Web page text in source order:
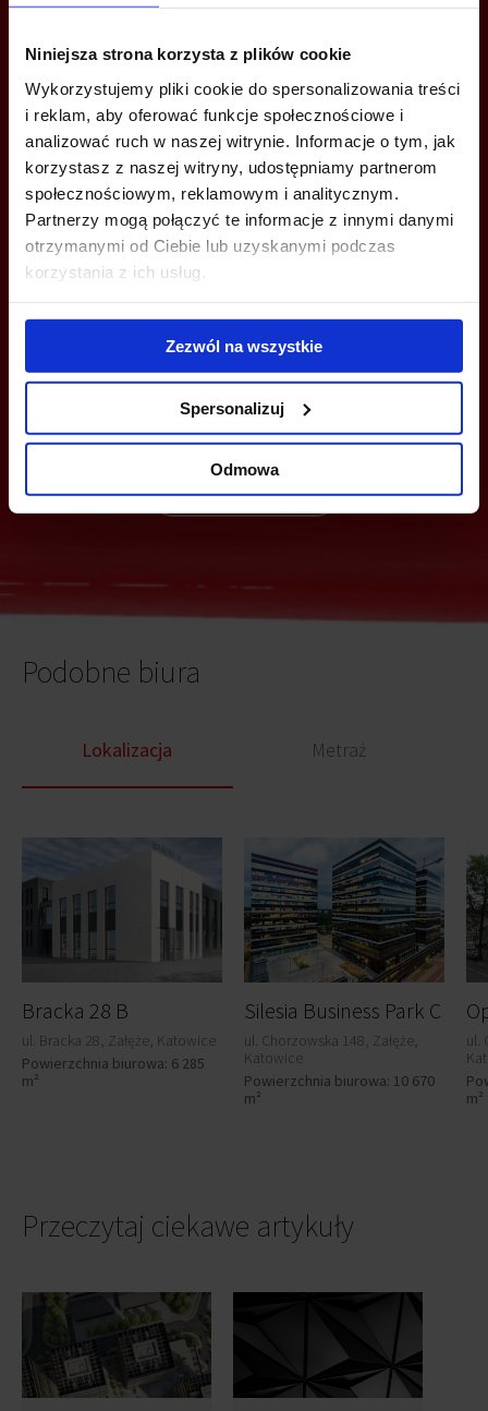
Niniejsza strona korzysta z plików cookie
Wykorzystujemy pliki cookie do spersonalizowania treści
i reklam, aby oferować funkcje społecznościowe i
analizować ruch w naszej witrynie. Informacje o tym, jak
korzystasz z naszej witryny, udostępniamy partnerom
społecznościowym, reklamowym i analitycznym.
Partnerzy mogą połączyć te informacje z innymi danymi
otrzymanymi od Ciebie lub uzyskanymi podczas
korzystania z ich usług.
Zezwól na wszystkie
Spersonalizuj
Odmowa
+48 12 294 94 33
katowice@bazabiur.pl
MOŻESZ TEŻ ZOSTAWIĆ SWÓJ NUMER, A MY SKONTAKTUJEMY SIĘ
Wyślij
Podobne biura
Lokalizacja Metraż
Bracka 28 B
ul. Bracka 28, Załęże, Katowice
Powierzchnia biurowa: 6 285
m²
Silesia Business Park C
ul. Chorzowska 148, Załęże,
Katowice
Powierzchnia biurowa: 10 670
m²
ul.
m²
Przeczytaj ciekawe artykuły